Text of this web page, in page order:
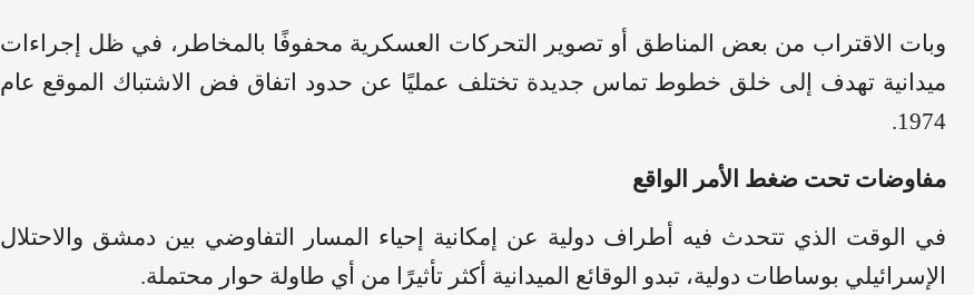
وبات الاقتراب من بعض المناطق أو تصوير التحركات العسكرية محفوفًا بالمخاطر، في ظل إجراءات
ميدانية تهدف إلى خلق خطوط تماس جديدة تختلف عمليًا عن حدود اتفاق فض الاشتباك الموقع عام
1974.
مفاوضات تحت ضغط الأمر الواقع
في الوقت الذي تتحدث فيه أطراف دولية عن إمكانية إحياء المسار التفاوضي بين دمشق والاحتلال
الإسرائيلي بوساطات دولية، تبدو الوقائع الميدانية أكثر تأثيرًا من أي طاولة حوار محتملة.